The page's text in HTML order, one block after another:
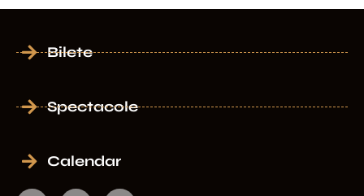
Bilete
Spectacole
Calendar